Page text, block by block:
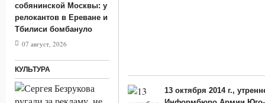
13 октября 2014 г.,
собянинской Москвы: у
релокантов в Ереване и
Тбилиси бомбануло
07 август, 2026
КУЛЬТУРА